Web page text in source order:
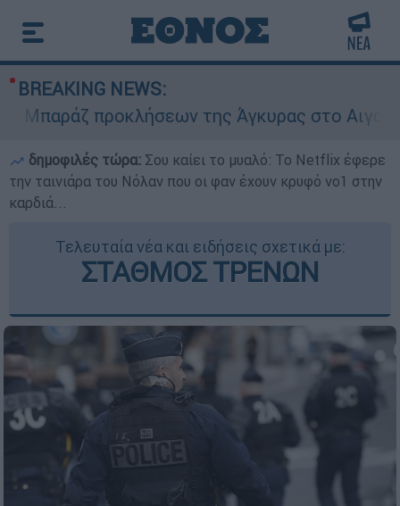
BREAKING NEWS:
προκλήσεων της Άγκυρας στο Αιγαίο:
δημοφιλές τώρα: Σου καίει το μυαλό: Το Netflix έφερε
την ταινιάρα του Νόλαν που οι φαν έχουν κρυφό νο1 στην
καρδιά...
Τελευταία νέα και ειδήσεις σχετικά με:
ΣΤΑΘΜΟΣ ΤΡΕΝΩΝ